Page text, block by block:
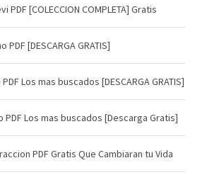
PDF [COLECCION COMPLETA] Gratis
[DESCARGA GRATIS]
Los mas buscados [DESCARGA GRATIS]
PDF Los mas buscados [Descarga Gratis]
PDF Gratis Que Cambiaran tu Vida